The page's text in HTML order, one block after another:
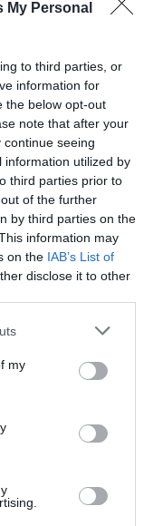
My Personal
to third parties, or
information for
the below opt-out
note that after your
seeing
information utilized by
third parties prior to
of the further
by third parties on the
information may
on the IAB’s List of
disclose it to other
my
Google News
και
Τέχνη και τον
Β. & M. ΘΕΟΧΑΡΑΚΗ
νέα για